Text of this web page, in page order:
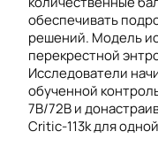
обеспечивать
решений. Модель
перекрестной
Исследователи
обученной
7B/72B и
Critic-113k для